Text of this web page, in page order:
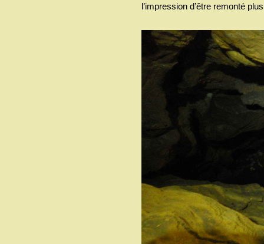
l’impression d’être remonté